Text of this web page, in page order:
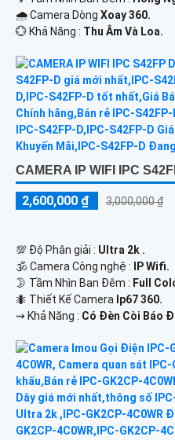
🌧️ Camera Dòng Xoay 360.
️💮 Khả Năng : Thu Âm Và Loa.
CAMERA IP WIFI IPC
2,600,000 ₫ 3,000,000 ₫
💯 Độ Phân giải : Ultra 2k .
🕉️ Camera Công nghệ :
IP Wifi.
🌛 Tầm Nhìn Ban Đêm : Full
🐜 Thiết Kế Camera Ip67 360.
️⇝ Khả Năng : Có Đèn Còi Báo